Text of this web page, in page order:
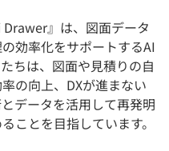
』は、図面データ
効率化をサポートするAI
ちは、図面や見積りの自
の向上、DXが進まない
データを活用して再発明
ことを目指しています。